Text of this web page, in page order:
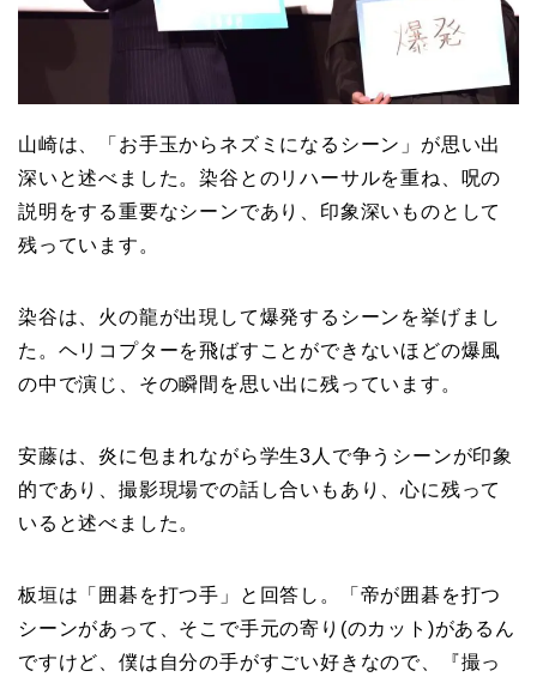
山崎は、「お手玉からネズミになるシーン」が思い出
深いと述べました。染谷とのリハーサルを重ね、呪の
説明をする重要なシーンであり、印象深いものとして
残っています。
染谷は、火の龍が出現して爆発するシーンを挙げまし
た。ヘリコプターを飛ばすことができないほどの爆風
の中で演じ、その瞬間を思い出に残っています。
安藤は、炎に包まれながら学生3人で争うシーンが印象
的であり、撮影現場での話し合いもあり、心に残って
いると述べました。
板垣は「囲碁を打つ手」と回答し。「帝が囲碁を打つ
シーンがあって、そこで手元の寄り(のカット)があるん
ですけど、僕は自分の手がすごい好きなので、『撮っ